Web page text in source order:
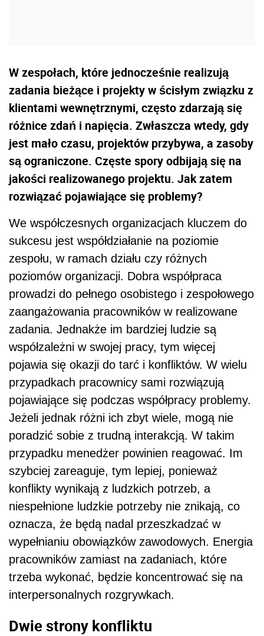
W zespołach, które jednocześnie realizują
zadania bieżące i projekty w ścisłym związku z
klientami wewnętrznymi, często zdarzają się
różnice zdań i napięcia. Zwłaszcza wtedy, gdy
jest mało czasu, projektów przybywa, a zasoby
są ograniczone. Częste spory odbijają się na
jakości realizowanego projektu. Jak zatem
rozwiązać pojawiające się problemy?
We współczesnych organizacjach kluczem do
sukcesu jest współdziałanie na poziomie
zespołu, w ramach działu czy różnych
poziomów organizacji. Dobra współpraca
prowadzi do pełnego osobistego i zespołowego
zaangażowania pracowników w realizowane
zadania. Jednakże im bardziej ludzie są
współzależni w swojej pracy, tym więcej
pojawia się okazji do tarć i konfliktów. W wielu
przypadkach pracownicy sami rozwiązują
pojawiające się podczas współpracy problemy.
Jeżeli jednak różni ich zbyt wiele, mogą nie
poradzić sobie z trudną interakcją. W takim
przypadku menedżer powinien reagować. Im
szybciej zareaguje, tym lepiej, ponieważ
konflikty wynikają z ludzkich potrzeb, a
niespełnione ludzkie potrzeby nie znikają, co
oznacza, że będą nadal przeszkadzać w
wypełnianiu obowiązków zawodowych. Energia
pracowników zamiast na zadaniach, które
trzeba wykonać, będzie koncentrować się na
interpersonalnych rozgrywkach.
Dwie strony konfliktu